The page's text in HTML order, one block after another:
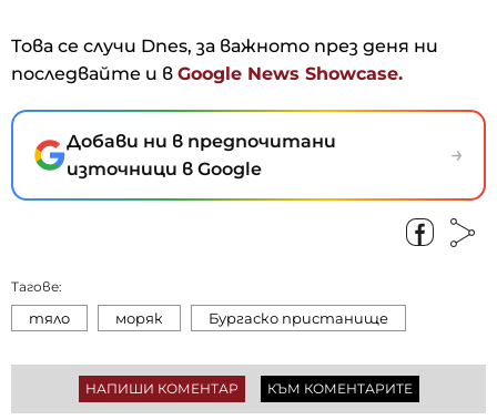
Това се случи Dnes, за важното през деня ни
последвайте и в Google News Showcase.
Добави ни в предпочитани
източници в Google
→
Тагове:
тяло моряк Бургаско пристанище
НАПИШИ КОМЕНТАР КЪМ КОМЕНТАРИТЕ